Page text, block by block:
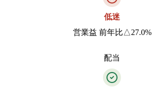
低迷
営業益 前年比△27.0%
配当